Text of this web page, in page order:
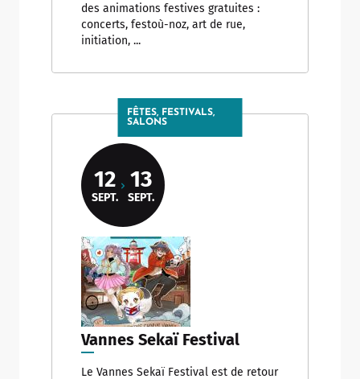
des animations festives gratuites :
concerts, festoù-noz, art de rue,
initiation, ...
FÊTES, FESTIVALS,
SALONS
12
SEPT.
13
SEPT.
Vannes Sekaï Festival
Le Vannes Sekaï Festival est de retour